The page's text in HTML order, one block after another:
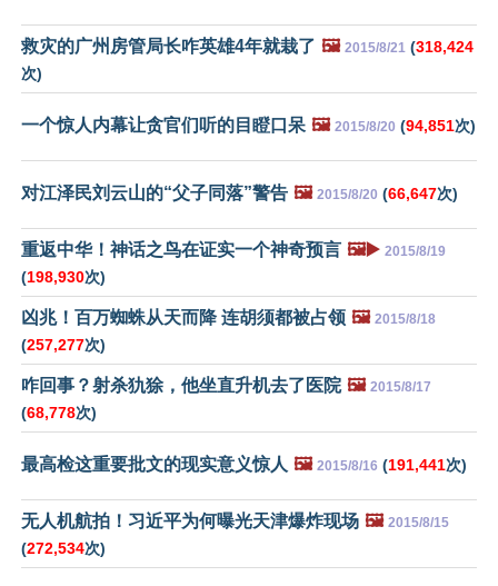
救灾的广州房管局长咋英雄4年就栽了 🖼️ 2015/8/21 (318,424
次)
一个惊人内幕让贪官们听的目瞪口呆 🖼️ 2015/8/20 (94,851次)
对江泽民刘云山的“父子同落”警告 🖼️ 2015/8/20 (66,647次)
重返中华！神话之鸟在证实一个神奇预言 🖼️▶️ 2015/8/19
(198,930次)
凶兆！百万蜘蛛从天而降 连胡须都被占领 🖼️ 2015/8/18
(257,277次)
咋回事？射杀犰狳，他坐直升机去了医院 🖼️ 2015/8/17
(68,778次)
最高检这重要批文的现实意义惊人 🖼️ 2015/8/16 (191,441次)
无人机航拍！习近平为何曝光天津爆炸现场 🖼️ 2015/8/15
(272,534次)